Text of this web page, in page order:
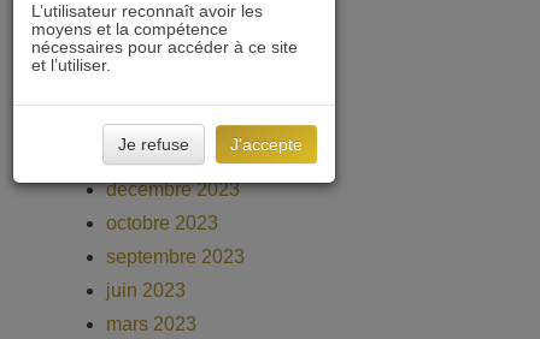
août 2024
juin 2024
mars 2024
février 2024
décembre 2023
octobre 2023
septembre 2023
juin 2023
mars 2023
L’utilisateur reconnaît avoir les
moyens et la compétence
nécessaires pour accéder à ce site
et l’utiliser.
Je refuse J'accepte